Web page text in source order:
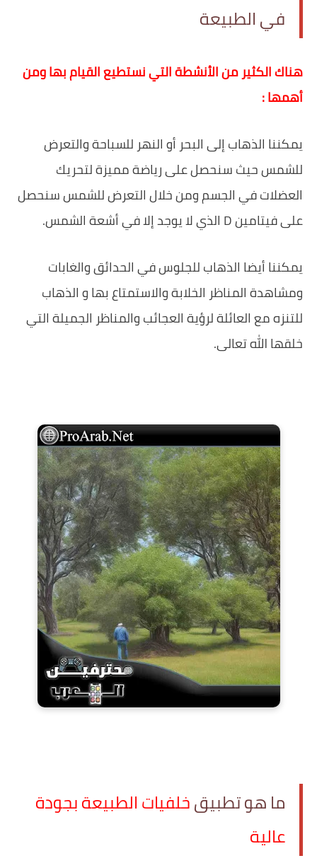
في الطبيعة
‏هناك الكثير من الأنشطة التي نستطيع القيام بها ومن
أهمها :
‏يمكننا الذهاب إلى البحر أو النهر للسباحة والتعرض
للشمس حيث سنحصل على رياضة مميزة لتحريك
العضلات في الجسم ومن خلال التعرض للشمس سنحصل
على فيتامين D الذي لا يوجد إلا في أشعة الشمس.
‏يمكننا أيضا الذهاب للجلوس في الحدائق والغابات
ومشاهدة المناظر الخلابة والاستمتاع بها و الذهاب
للتنزه مع العائلة لرؤية العجائب والمناظر الجميلة التي
خلقها الله تعالى.
ما هو تطبيقخلفيات الطبيعة بجودة
عالية